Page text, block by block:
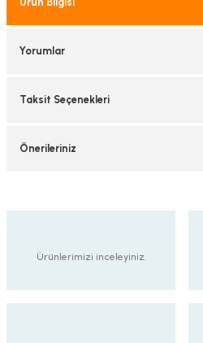
Armatür
Yorumlar
Taksit Seçenekleri
Önerileriniz
Ürünlerimizi inceleyiniz.